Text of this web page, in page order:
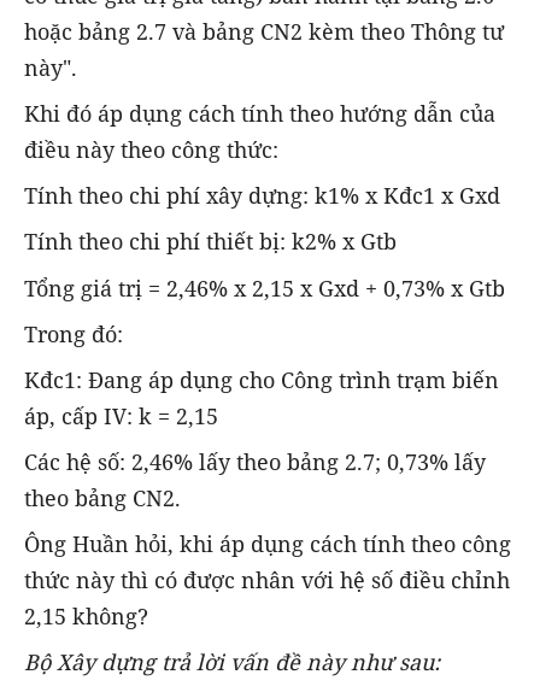
hoặc bảng 2.7 và bảng CN2 kèm theo Thông tư
này".
Khi đó áp dụng cách tính theo hướng dẫn của
điều này theo công thức:
Tính theo chi phí xây dựng: k1% x Kđc1 x Gxd
Tính theo chi phí thiết bị: k2% x Gtb
Tổng giá trị = 2,46% x 2,15 x Gxd + 0,73% x Gtb
Trong đó:
Kđc1: Đang áp dụng cho Công trình trạm biến
áp, cấp IV: k = 2,15
Các hệ số: 2,46% lấy theo bảng 2.7; 0,73% lấy
theo bảng CN2.
Ông Huần hỏi, khi áp dụng cách tính theo công
thức này thì có được nhân với hệ số điều chỉnh
2,15 không?
Bộ Xây dựng trả lời vấn đề này như sau: